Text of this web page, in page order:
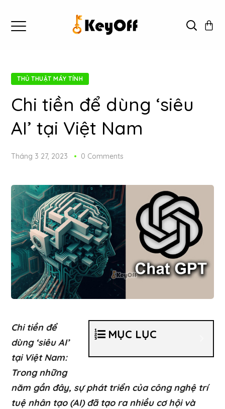
THỦ THUẬT MÁY TÍNH
Chi tiền để dùng ‘siêu
AI’ tại Việt Nam
Tháng 3 27, 2023 0 Comments
MỤC LỤC
Chi tiền để
dùng ‘siêu AI’
tại Việt Nam:
Trong những
năm gần đây, sự phát triển của công nghệ trí
tuệ nhân tạo (AI) đã tạo ra nhiều cơ hội và